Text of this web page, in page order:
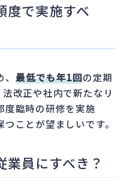
度で実施すべ
最低でも年1回の定期
改正や社内で新たなリ
度臨時の研修を実施
ことが望ましいです。
員にすべき？